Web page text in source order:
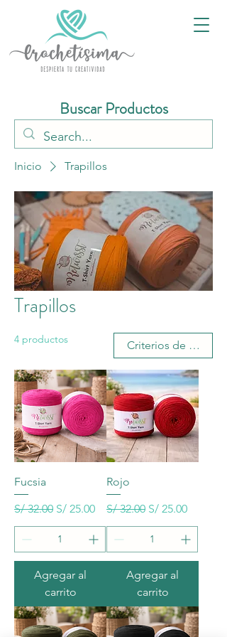
Buscar Productos
Inicio Trapillos
Trapillos
4 productos Criterios de
Fucsia
Precio
S/ 32.00 Precio de oferta
S/ 25.00
Agregar al
carrito
Rojo
Precio
S/ 32.00 Precio de oferta
S/ 25.00
Agregar al
carrito